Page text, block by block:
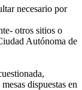
necesario por
otros sitios o
Autónoma de
dispuestas en